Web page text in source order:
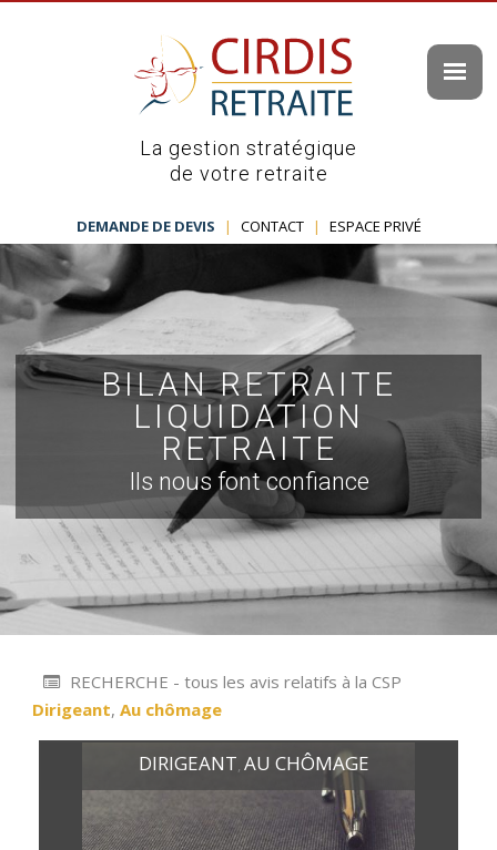
La gestion stratégique
de votre retraite
DEMANDE DE DEVIS | CONTACT | ESPACE PRIVÉ
BILAN RETRAITE
LIQUIDATION
RETRAITE
Ils nous font confiance
RECHERCHE - tous les avis relatifs à la CSP
Dirigeant, Au chômage
DIRIGEANT, AU CHÔMAGE